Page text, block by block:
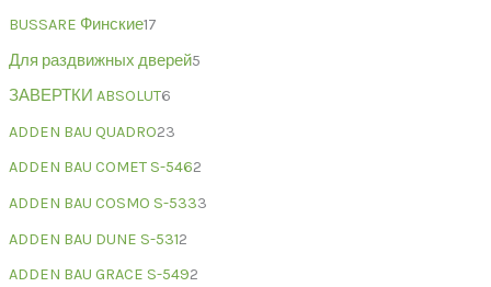
BUSSARE Финские17
Для раздвижных дверей5
ЗАВЕРТКИ ABSOLUT6
ADDEN BAU QUADRO23
ADDEN BAU COMET S-5462
ADDEN BAU COSMO S-5333
ADDEN BAU DUNE S-5312
ADDEN BAU GRACE S-5492